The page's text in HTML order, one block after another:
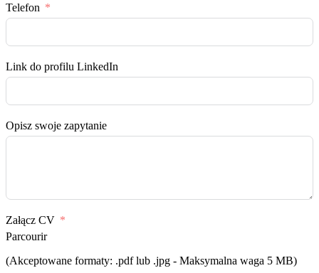
Telefon
Link do profilu LinkedIn
Opisz swoje zapytanie
Załącz CV
Parcourir
(Akceptowane formaty: .pdf lub .jpg - Maksymalna waga 5 MB)